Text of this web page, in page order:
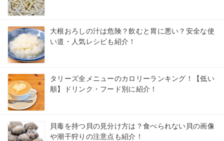
大根おろしの汁は危険？飲むと胃に悪い？安全な使
い道・人気レシピも紹介！
タリーズ全メニューのカロリーランキング！【低い
順】ドリンク・フード別に紹介！
貝毒を持つ貝の見分け方は？食べられない貝の画像
や潮干狩りの注意点も紹介！